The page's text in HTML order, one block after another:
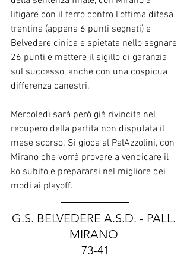
litigare con il ferro contro l’ottima difesa
trentina (appena 6 punti segnati) e
Belvedere cinica e spietata nello segnare
26 punti e mettere il sigillo di garanzia
sul successo, anche con una cospicua
differenza canestri.
Mercoledì sarà però già rivincita nel
recupero della partita non disputata il
mese scorso. Si gioca al PalAzzolini, con
Mirano che vorrà provare a vendicare il
ko subito e prepararsi nel migliore dei
modi ai playoff.
G.S. BELVEDERE A.S.D. - PALL.
MIRANO
73-41